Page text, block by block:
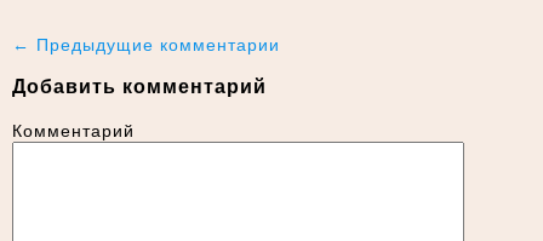
Навигация по комментариям
← Предыдущие комментарии
Добавить комментарий
Комментарий